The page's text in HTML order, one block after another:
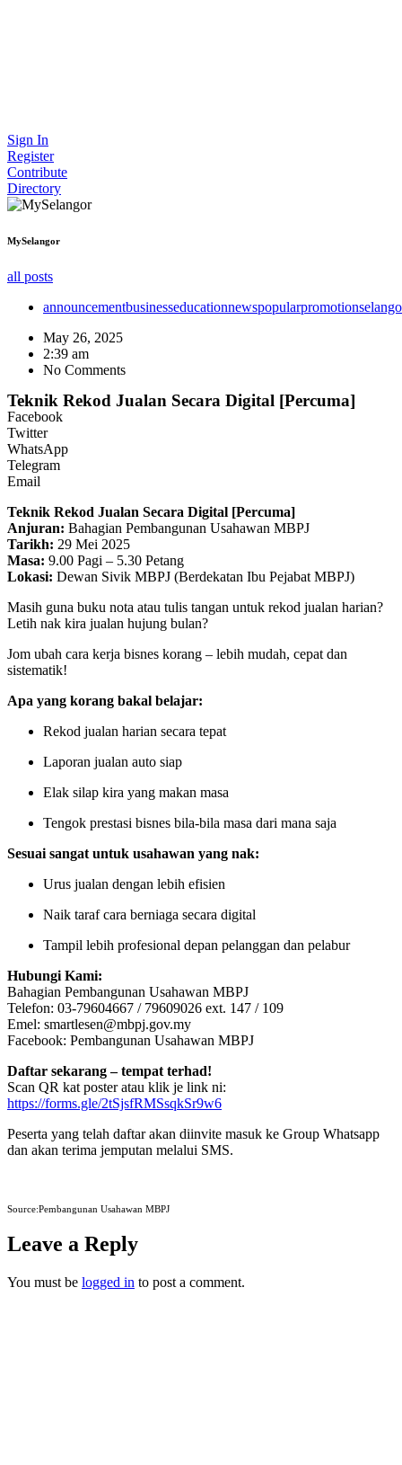
Sign In
Register
Contribute
Directory
MySelangor
all posts
announcementbusinesseducationnewspopularpromotion
May 26, 2025
2:39 am
No Comments
Teknik Rekod Jualan Secara Digital [Percuma]
Facebook
Twitter
WhatsApp
Telegram
Email
Teknik Rekod Jualan Secara Digital [Percuma]
Anjuran: Bahagian Pembangunan Usahawan MBPJ
Tarikh: 29 Mei 2025
Masa: 9.00 Pagi – 5.30 Petang
Lokasi: Dewan Sivik MBPJ (Berdekatan Ibu Pejabat MBPJ)
Masih guna buku nota atau tulis tangan untuk rekod jualan harian?
Letih nak kira jualan hujung bulan?
Jom ubah cara kerja bisnes korang – lebih mudah, cepat dan
sistematik!
Apa yang korang bakal belajar:
Rekod jualan harian secara tepat
Laporan jualan auto siap
Elak silap kira yang makan masa
Tengok prestasi bisnes bila-bila masa dari mana saja
Sesuai sangat untuk usahawan yang nak:
Urus jualan dengan lebih efisien
Naik taraf cara berniaga secara digital
Tampil lebih profesional depan pelanggan dan pelabur
Hubungi Kami:
Bahagian Pembangunan Usahawan MBPJ
Telefon: 03-79604667 / 79609026 ext. 147 / 109
Emel: smartlesen@mbpj.gov.my
Facebook: Pembangunan Usahawan MBPJ
Daftar sekarang – tempat terhad!
Scan QR kat poster atau klik je link ni:
https://forms.gle/2tSjsfRMSsqkSr9w6
Peserta yang telah daftar akan diinvite masuk ke Group Whatsapp
dan akan terima jemputan melalui SMS.
Source:Pembangunan Usahawan MBPJ
Leave a Reply
You must be logged in to post a comment.